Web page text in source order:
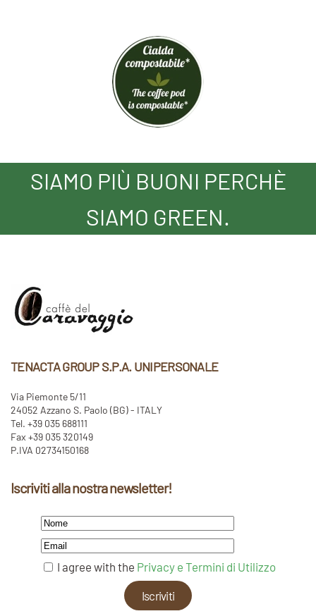
SIAMO PIÙ BUONI PERCHÈ
SIAMO GREEN.
TENACTA GROUP S.P.A. UNIPERSONALE
Via Piemonte 5/11
24052 Azzano S. Paolo (BG) - ITALY
Tel. +39 035 688111
Fax +39 035 320149
P.IVA 02734150168
Iscriviti alla nostra newsletter!
I agree with the Privacy e Termini di Utilizzo